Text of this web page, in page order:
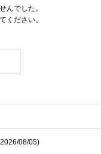
んでした。
ください。
08/05)